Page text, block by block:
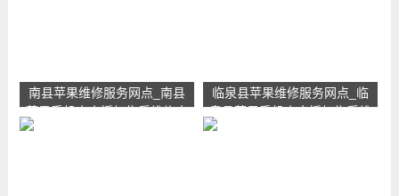
南县苹果维修服务网点_南县
苹果手机官方授权售后维修中
临泉县苹果维修服务网点_临
泉县苹果手机官方授权售后维